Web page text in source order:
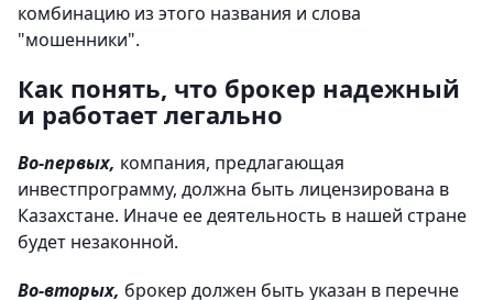
комбинацию из этого названия и слова
"мошенники".
Как понять, что брокер надежный
и работает легально
Во-первых, компания, предлагающая
инвестпрограмму, должна быть лицензирована в
Казахстане. Иначе ее деятельность в нашей стране
будет незаконной.
Во-вторых, брокер должен быть указан в перечне